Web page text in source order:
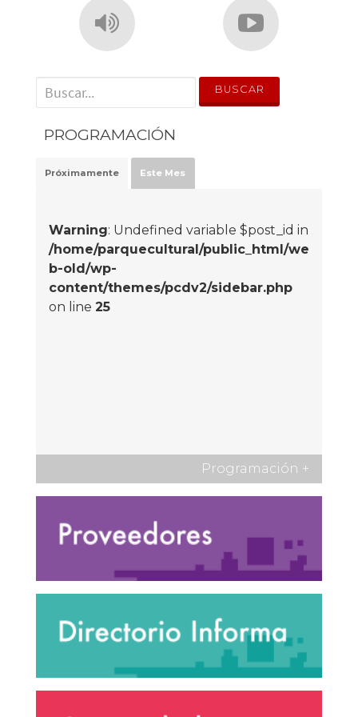
' . __('Search for:') . '
PROGRAMACIÓN
Próximamente Este Mes
Warning: Undefined variable $post_id in
/home/parquecultural/public_html/we
b-old/wp-
content/themes/pcdv2/sidebar.php
on line 25
Programación +